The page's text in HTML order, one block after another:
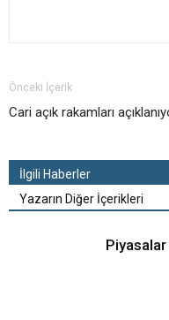
Önceki İçerik
Cari açık rakamları
İlgili Haberler
Yazarın Diğer İçerikleri